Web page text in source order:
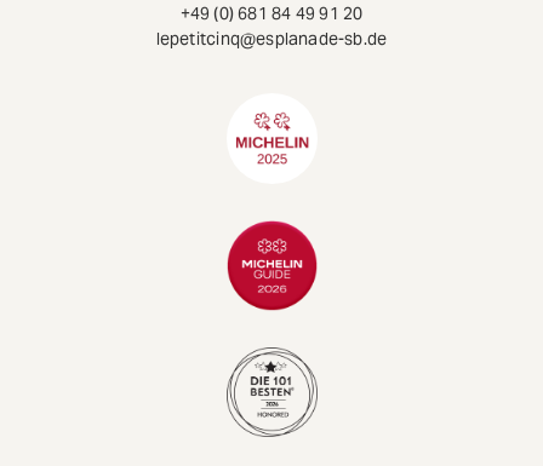
+49 (0) 681 84 49 91 20
lepetitcinq@esplanade-sb.de